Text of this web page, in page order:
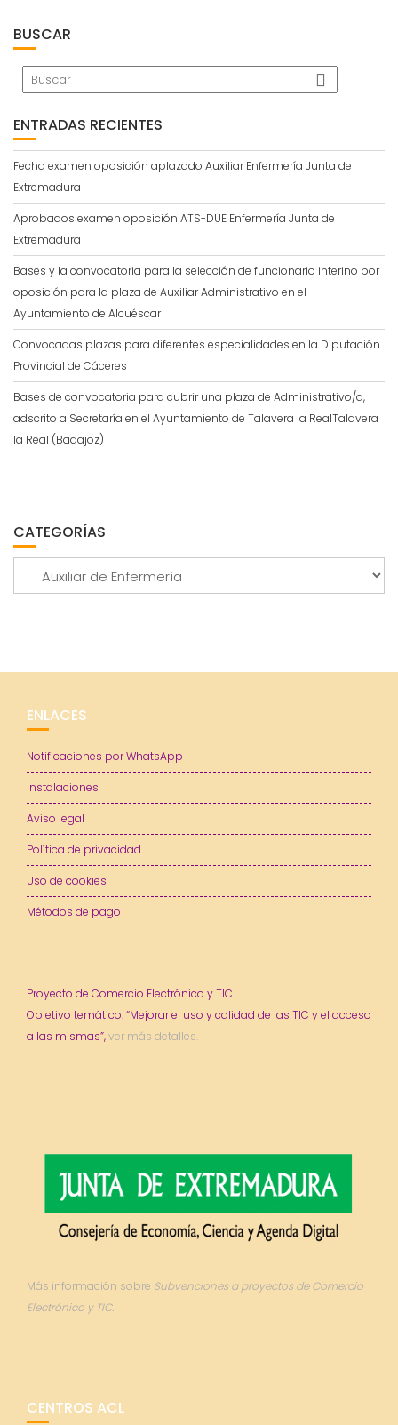
BUSCAR
ENTRADAS RECIENTES
Fecha examen oposición aplazado Auxiliar Enfermería Junta de
Extremadura
Aprobados examen oposición ATS-DUE Enfermería Junta de
Extremadura
Bases y la convocatoria para la selección de funcionario interino por
oposición para la plaza de Auxiliar Administrativo en el
Ayuntamiento de Alcuéscar
Convocadas plazas para diferentes especialidades en la Diputación
Provincial de Cáceres
Bases de convocatoria para cubrir una plaza de Administrativo/a,
adscrito a Secretaría en el Ayuntamiento de Talavera la RealTalavera
la Real (Badajoz)
CATEGORÍAS
ENLACES
Notificaciones por WhatsApp
Instalaciones
Aviso legal
Política de privacidad
Uso de cookies
Métodos de pago
Proyecto de Comercio Electrónico y TIC.
Objetivo temático: “Mejorar el uso y calidad de las TIC y el acceso
a las mismas”,ver más detalles.
Más información sobre Subvenciones a proyectos de Comercio
Electrónico y TIC.
CENTROS ACL